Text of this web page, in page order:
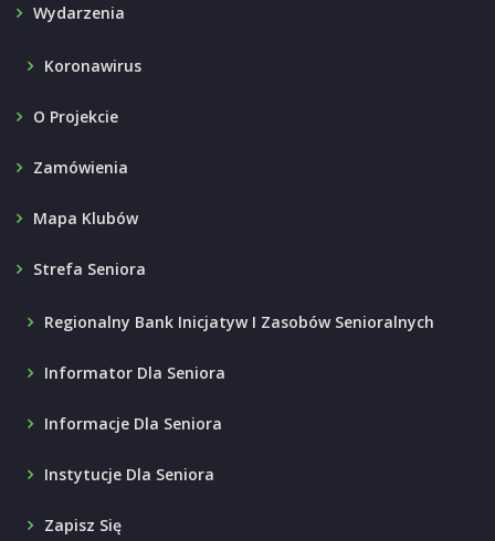
Wydarzenia
Koronawirus
O Projekcie
Zamówienia
Mapa Klubów
Strefa Seniora
Regionalny Bank Inicjatyw I Zasobów Senioralnych
Informator Dla Seniora
Informacje Dla Seniora
Instytucje Dla Seniora
Zapisz Się